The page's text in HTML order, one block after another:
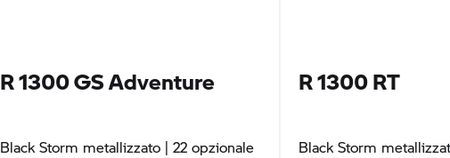
R 1300 GSAdventure
Black Storm metallizzato | 22 opzionale
R 1300 RT
Black Storm